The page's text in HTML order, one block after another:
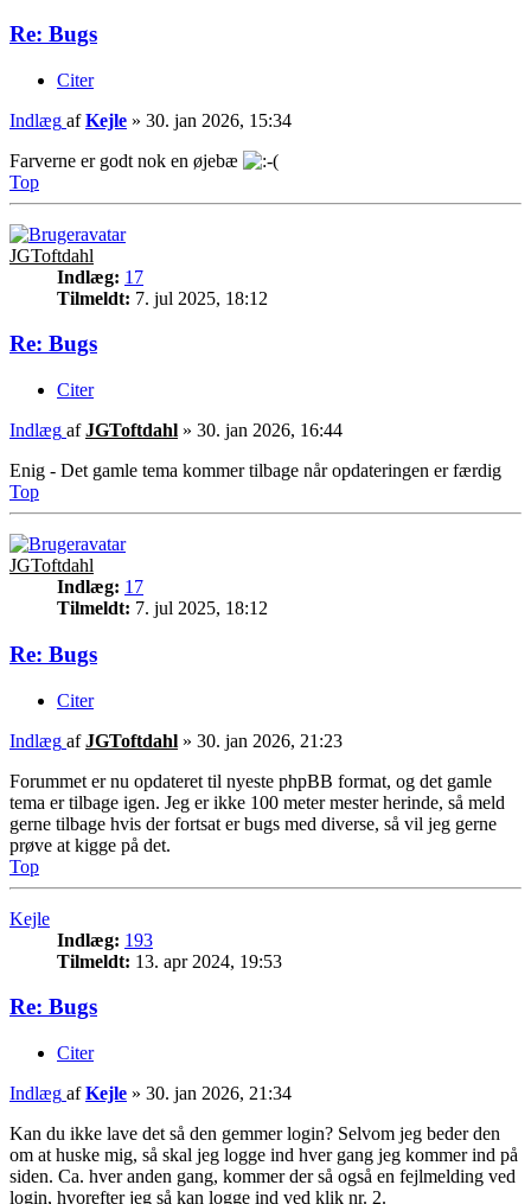
Re: Bugs
Citer
Indlæg afKejle » 30. jan 2026, 15:34
Farverne er godt nok en øjebæ
Top
JGToftdahl
Indlæg: 17
Tilmeldt: 7. jul 2025, 18:12
Re: Bugs
Citer
Indlæg afJGToftdahl » 30. jan 2026, 16:44
Enig - Det gamle tema kommer tilbage når opdateringen er færdig
Top
JGToftdahl
Indlæg: 17
Tilmeldt: 7. jul 2025, 18:12
Re: Bugs
Citer
Indlæg afJGToftdahl » 30. jan 2026, 21:23
Forummet er nu opdateret til nyeste phpBB format, og det gamle
tema er tilbage igen. Jeg er ikke 100 meter mester herinde, så meld
gerne tilbage hvis der fortsat er bugs med diverse, så vil jeg gerne
prøve at kigge på det.
Top
Kejle
Indlæg: 193
Tilmeldt: 13. apr 2024, 19:53
Re: Bugs
Citer
Indlæg afKejle » 30. jan 2026, 21:34
Kan du ikke lave det så den gemmer login? Selvom jeg beder den
om at huske mig, så skal jeg logge ind hver gang jeg kommer ind på
siden. Ca. hver anden gang, kommer der så også en fejlmelding ved
login, hvorefter jeg så kan logge ind ved klik nr. 2.